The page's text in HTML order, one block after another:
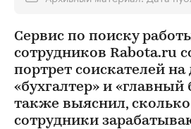
Сервис по поиску
сотрудников Rabota.ru
портрет соискателей
«бухгалтер» и «главный
также выяснил,
сотрудники